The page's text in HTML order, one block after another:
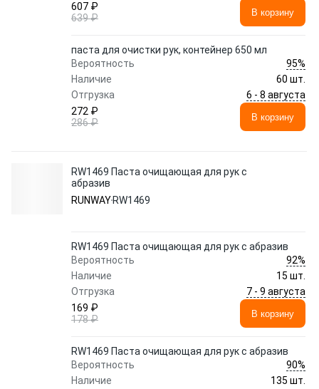
607 ₽
639 ₽
В корзину
паста для очистки рук, контейнер 650 мл
Вероятность
95%
Наличие
60 шт.
Отгрузка
6 - 8 августа
272 ₽
286 ₽
В корзину
RW1469 Паста очищающая для рук с
абразив
RUNWAY RW1469
RW1469 Паста очищающая для рук с абразив
Вероятность
92%
Наличие
15 шт.
Отгрузка
7 - 9 августа
169 ₽
178 ₽
В корзину
RW1469 Паста очищающая для рук с абразив
Вероятность
90%
Наличие
135 шт.